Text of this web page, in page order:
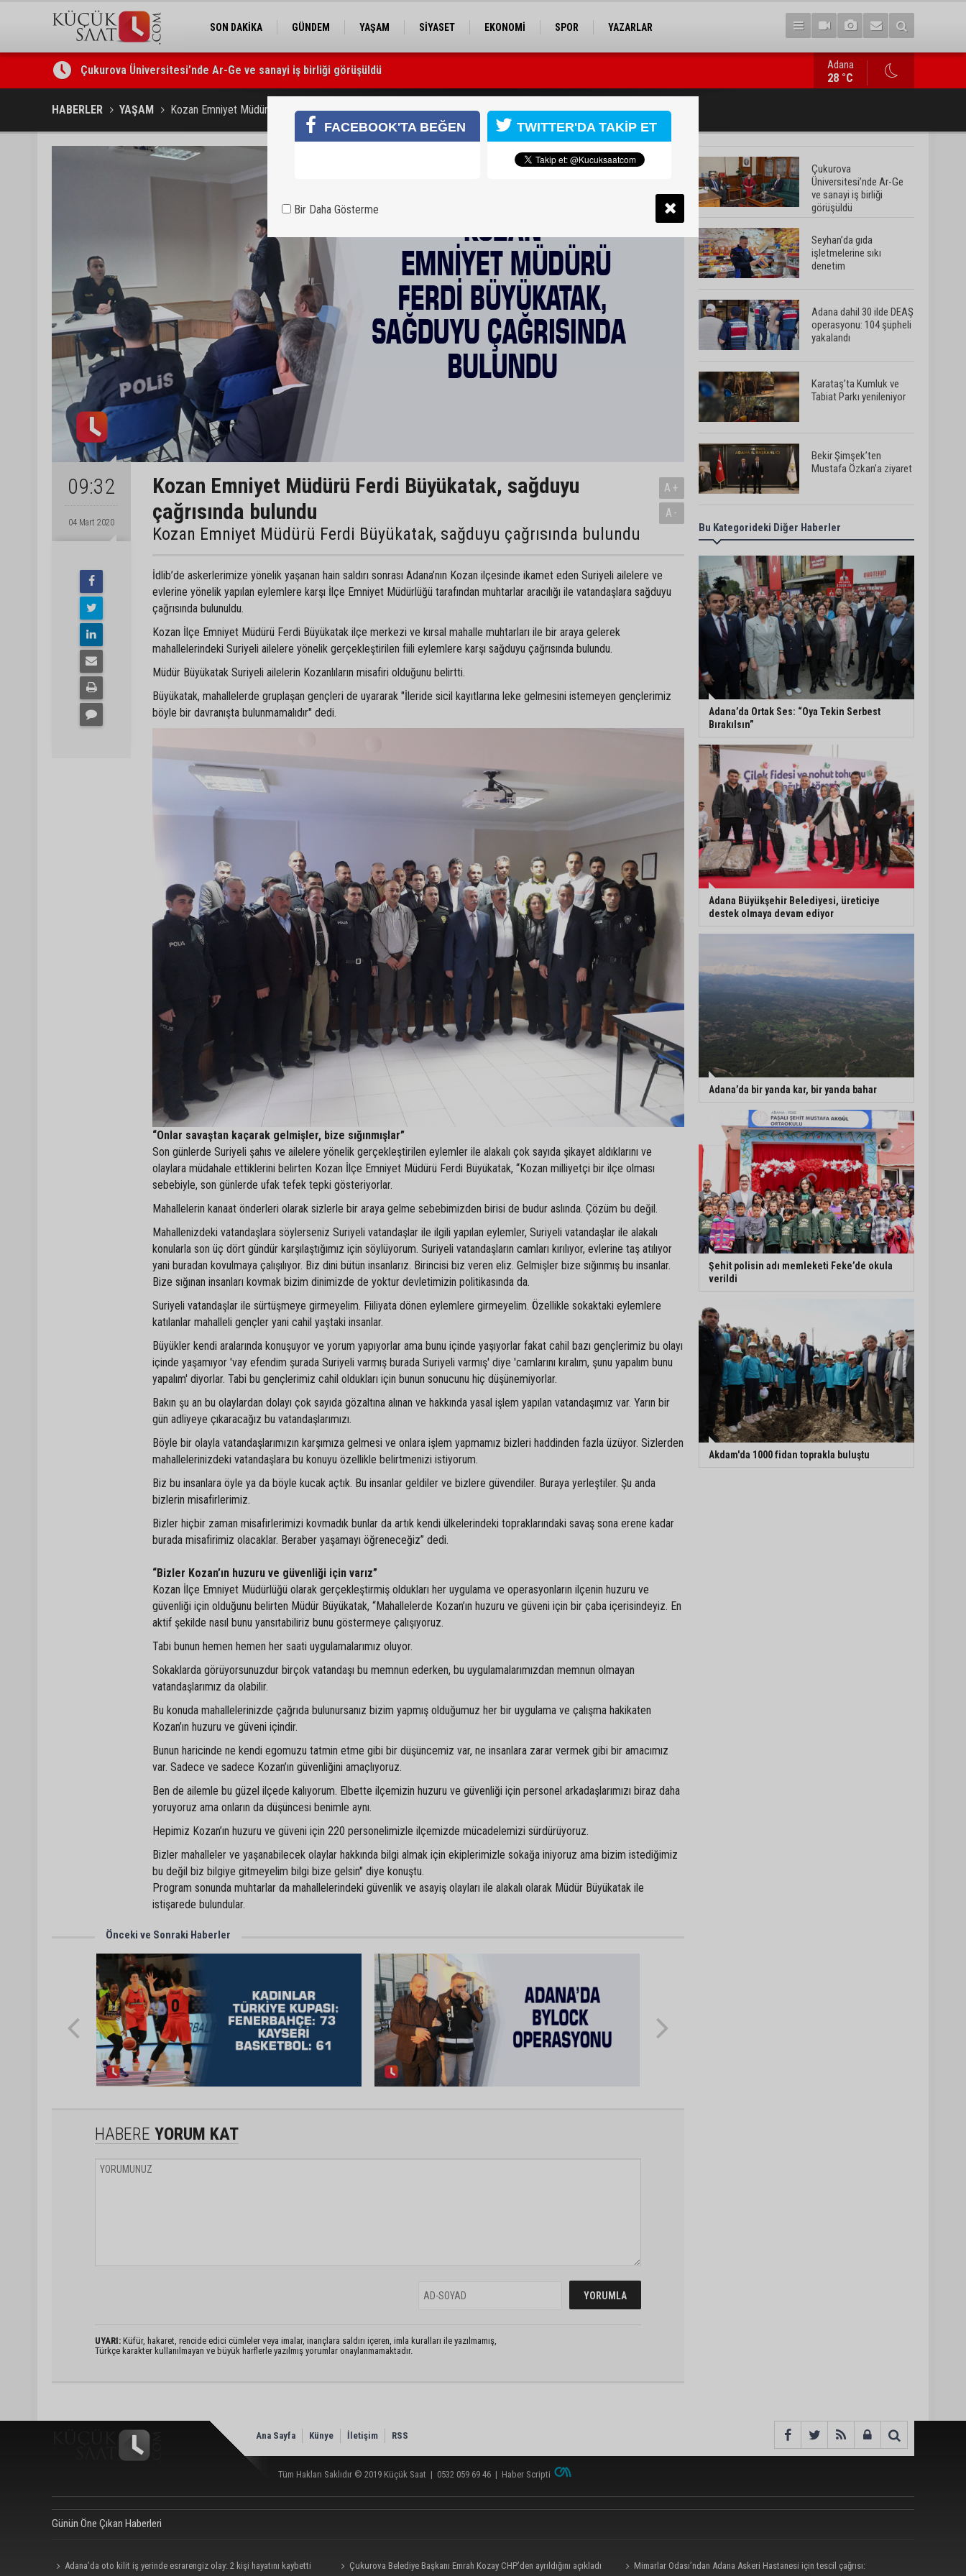
SON DAKİKA GÜNDEM YAŞAM SİYASET EKONOMİ SPOR YAZARLAR
Çukurova Üniversitesi’nde Ar-Ge ve sanayi iş birliği görüşüldü
Seyhan’da gıda işletmelerine sıkı denetim
Adana dahil 30 ilde DEAŞ operasyonu: 104 şüpheli yakalandı
Adana
28 °C
HABERLER YAŞAM Kozan Emniyet Müdürü Ferdi Büyükatak, sağduyu çağrısında bulundu
09:32
04 Mart 2020
Kozan Emniyet Müdürü Ferdi Büyükatak, sağduyu
çağrısında bulundu
Kozan Emniyet Müdürü Ferdi Büyükatak, sağduyu çağrısında bulundu
A+
A-
İdlib’de askerlerimize yönelik yaşanan hain saldırı sonrası Adana’nın Kozan ilçesinde ikamet eden Suriyeli ailelere ve
evlerine yönelik yapılan eylemlere karşı İlçe Emniyet Müdürlüğü tarafından muhtarlar aracılığı ile vatandaşlara sağduyu
çağrısında bulunuldu.
Kozan İlçe Emniyet Müdürü Ferdi Büyükatak ilçe merkezi ve kırsal mahalle muhtarları ile bir araya gelerek
mahallelerindeki Suriyeli ailelere yönelik gerçekleştirilen fiili eylemlere karşı sağduyu çağrısında bulundu.
Müdür Büyükatak Suriyeli ailelerin Kozanlıların misafiri olduğunu belirtti.
Büyükatak, mahallelerde gruplaşan gençleri de uyararak "İleride sicil kayıtlarına leke gelmesini istemeyen gençlerimiz
böyle bir davranışta bulunmamalıdır" dedi.
“Onlar savaştan kaçarak gelmişler, bize sığınmışlar”
Son günlerde Suriyeli şahıs ve ailelere yönelik gerçekleştirilen eylemler ile alakalı çok sayıda şikayet aldıklarını ve
olaylara müdahale ettiklerini belirten Kozan İlçe Emniyet Müdürü Ferdi Büyükatak, “Kozan milliyetçi bir ilçe olması
sebebiyle, son günlerde ufak tefek tepki gösteriyorlar.
Mahallelerin kanaat önderleri olarak sizlerle bir araya gelme sebebimizden birisi de budur aslında. Çözüm bu değil.
Mahallenizdeki vatandaşlara söylerseniz Suriyeli vatandaşlar ile ilgili yapılan eylemler, Suriyeli vatandaşlar ile alakalı
konularla son üç dört gündür karşılaştığımız için söylüyorum. Suriyeli vatandaşların camları kırılıyor, evlerine taş atılıyor
yani buradan kovulmaya çalışılıyor. Biz dini bütün insanlarız. Birincisi biz veren eliz. Gelmişler bize sığınmış bu insanlar.
Bize sığınan insanları kovmak bizim dinimizde de yoktur devletimizin politikasında da.
Suriyeli vatandaşlar ile sürtüşmeye girmeyelim. Fiiliyata dönen eylemlere girmeyelim. Özellikle sokaktaki eylemlere
katılanlar mahalleli gençler yani cahil yaştaki insanlar.
Büyükler kendi aralarında konuşuyor ve yorum yapıyorlar ama bunu içinde yaşıyorlar fakat cahil bazı gençlerimiz bu olayı
içinde yaşamıyor 'vay efendim şurada Suriyeli varmış burada Suriyeli varmış' diye 'camlarını kıralım, şunu yapalım bunu
yapalım' diyorlar. Tabi bu gençlerimiz cahil oldukları için bunun sonucunu hiç düşünemiyorlar.
Bakın şu an bu olaylardan dolayı çok sayıda gözaltına alınan ve hakkında yasal işlem yapılan vatandaşımız var. Yarın bir
gün adliyeye çıkaracağız bu vatandaşlarımızı.
Böyle bir olayla vatandaşlarımızın karşımıza gelmesi ve onlara işlem yapmamız bizleri haddinden fazla üzüyor. Sizlerden
mahallelerinizdeki vatandaşlara bu konuyu özellikle belirtmenizi istiyorum.
Biz bu insanlara öyle ya da böyle kucak açtık. Bu insanlar geldiler ve bizlere güvendiler. Buraya yerleştiler. Şu anda
bizlerin misafirlerimiz.
Bizler hiçbir zaman misafirlerimizi kovmadık bunlar da artık kendi ülkelerindeki topraklarındaki savaş sona erene kadar
burada misafirimiz olacaklar. Beraber yaşamayı öğreneceğiz” dedi.
“Bizler Kozan’ın huzuru ve güvenliği için varız”
Kozan İlçe Emniyet Müdürlüğü olarak gerçekleştirmiş oldukları her uygulama ve operasyonların ilçenin huzuru ve
güvenliği için olduğunu belirten Müdür Büyükatak, “Mahallelerde Kozan’ın huzuru ve güveni için bir çaba içerisindeyiz. En
aktif şekilde nasıl bunu yansıtabiliriz bunu göstermeye çalışıyoruz.
Tabi bunun hemen hemen her saati uygulamalarımız oluyor.
Sokaklarda görüyorsunuzdur birçok vatandaşı bu memnun ederken, bu uygulamalarımızdan memnun olmayan
vatandaşlarımız da olabilir.
Bu konuda mahallelerinizde çağrıda bulunursanız bizim yapmış olduğumuz her bir uygulama ve çalışma hakikaten
Kozan’ın huzuru ve güveni içindir.
Bunun haricinde ne kendi egomuzu tatmin etme gibi bir düşüncemiz var, ne insanlara zarar vermek gibi bir amacımız
var. Sadece ve sadece Kozan’ın güvenliğini amaçlıyoruz.
Ben de ailemle bu güzel ilçede kalıyorum. Elbette ilçemizin huzuru ve güvenliği için personel arkadaşlarımızı biraz daha
yoruyoruz ama onların da düşüncesi benimle aynı.
Hepimiz Kozan’ın huzuru ve güveni için 220 personelimizle ilçemizde mücadelemizi sürdürüyoruz.
Bizler mahalleler ve yaşanabilecek olaylar hakkında bilgi almak için ekiplerimizle sokağa iniyoruz ama bizim istediğimiz
bu değil biz bilgiye gitmeyelim bilgi bize gelsin" diye konuştu.
Program sonunda muhtarlar da mahallelerindeki güvenlik ve asayiş olayları ile alakalı olarak Müdür Büyükatak ile
istişarede bulundular.
Önceki ve Sonraki Haberler
HABERE YORUM KAT
UYARI: Küfür, hakaret, rencide edici cümleler veya imalar, inançlara saldırı içeren, imla kuralları ile yazılmamış,
Türkçe karakter kullanılmayan ve büyük harflerle yazılmış yorumlar onaylanmamaktadır.
Çukurova
Üniversitesi’nde Ar-Ge
ve sanayi iş birliği
görüşüldü
Seyhan’da gıda
işletmelerine sıkı
denetim
Adana dahil 30 ilde DEAŞ
operasyonu: 104 şüpheli
yakalandı
Karataş’ta Kumluk ve
Tabiat Parkı yenileniyor
Bekir Şimşek’ten
Mustafa Özkan’a ziyaret
Ceyhan’da asfalt
çalışmaları sürüyor
Ceyhan’da açık hava
sineması keyfi iki farklı
parkta devam ediyor
5. Yunusoğlu Futbol
Turnuvası’nda final
heyecanı
Ceyhan’da Necdet
Sevinç Parkı’nda bakım
çalışması
Orhan Bayram’dan AK
Parti’ye Yüreğir çıkışı:
“Bizim belediye meclis
üyelerimize ne yaptınız?
Siz önce onu anlatın”
Bu Kategorideki Diğer Haberler
Adana’da Ortak Ses: “Oya Tekin Serbest
Bırakılsın”
Adana Büyükşehir Belediyesi, üreticiye
destek olmaya devam ediyor
Adana’da bir yanda kar, bir yanda bahar
Şehit polisin adı memleketi Feke’de okula
verildi
Akdam'da 1000 fidan toprakla buluştu
Ana Sayfa Künye İletişim RSS
Tüm Hakları Saklıdır © 2019 Küçük Saat | 0532 059 69 46 | Haber Scripti
Günün Öne Çıkan Haberleri
Adana’da oto kilit iş yerinde esrarengiz olay: 2 kişi hayatını kaybetti Çukurova Belediye Başkanı Emrah Kozay CHP’den ayrıldığını açıkladı Mimarlar Odası’ndan Adana Askeri Hastanesi için tescil çağrısı:
FACEBOOK'TA BEĞEN TWITTER'DA TAKİP ET
Bir Daha Gösterme